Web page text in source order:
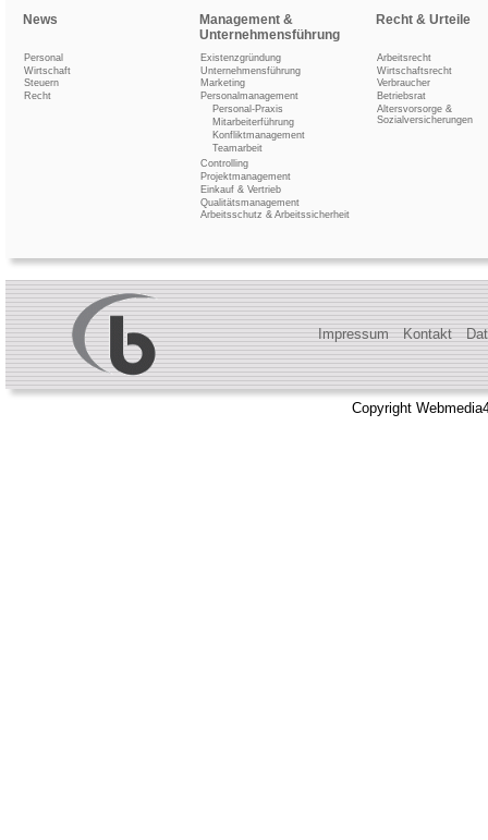
News
Personal
Wirtschaft
Steuern
Recht
Management &
Unternehmensführung
Existenzgründung
Unternehmensführung
Marketing
Personalmanagement
Personal-Praxis
Mitarbeiterführung
Konfliktmanagement
Teamarbeit
Controlling
Projektmanagement
Einkauf & Vertrieb
Qualitätsmanagement
Arbeitsschutz & Arbeitssicherheit
Recht & Urteile
Arbeitsrecht
Wirtschaftsrecht
Verbraucher
Betriebsrat
Altersvorsorge &
Sozialversicherungen
Impressum Kontakt
Copyright